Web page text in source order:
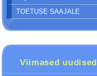
TOETUSE SAAJALE
Viimased uudised